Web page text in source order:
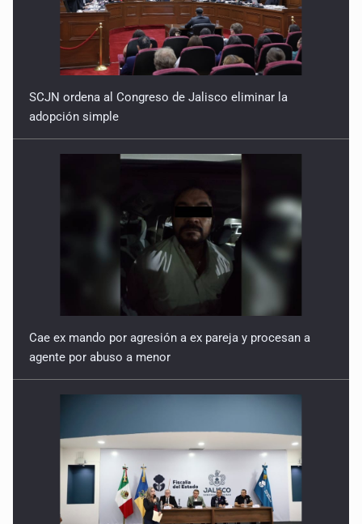
SCJN ordena al Congreso de Jalisco eliminar la
adopción simple
Cae ex mando por agresión a ex pareja y procesan a
agente por abuso a menor